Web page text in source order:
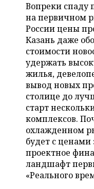
ОТКРЫТАЯ ЛЕКЦИЯ
БАСКЕТБОЛ
ВОЛЕЙБОЛ
КИБЕРСПОРТ
ФИГУРНОЕ
ВОДНЫЕ ВИДЫ
ИНФРАСТРУКТУРА
ИСТОРИЯ
КУЛЬТУРА
МЕДИЦИНА
ОБРАЗОВАНИЕ
СПРАВОЧНИК
СПИСОК ПЕРСОН
СПИСОК
ПОЛНАЯ ВЕРСИЯ
Вопреки спаду
на первичном
России цены
Казань даже
стоимости
удержать
жилья,
вывод новых
столице до
старт
комплексов.
охлажденном
будет с ценами
проектное
ландшафт
«Реального